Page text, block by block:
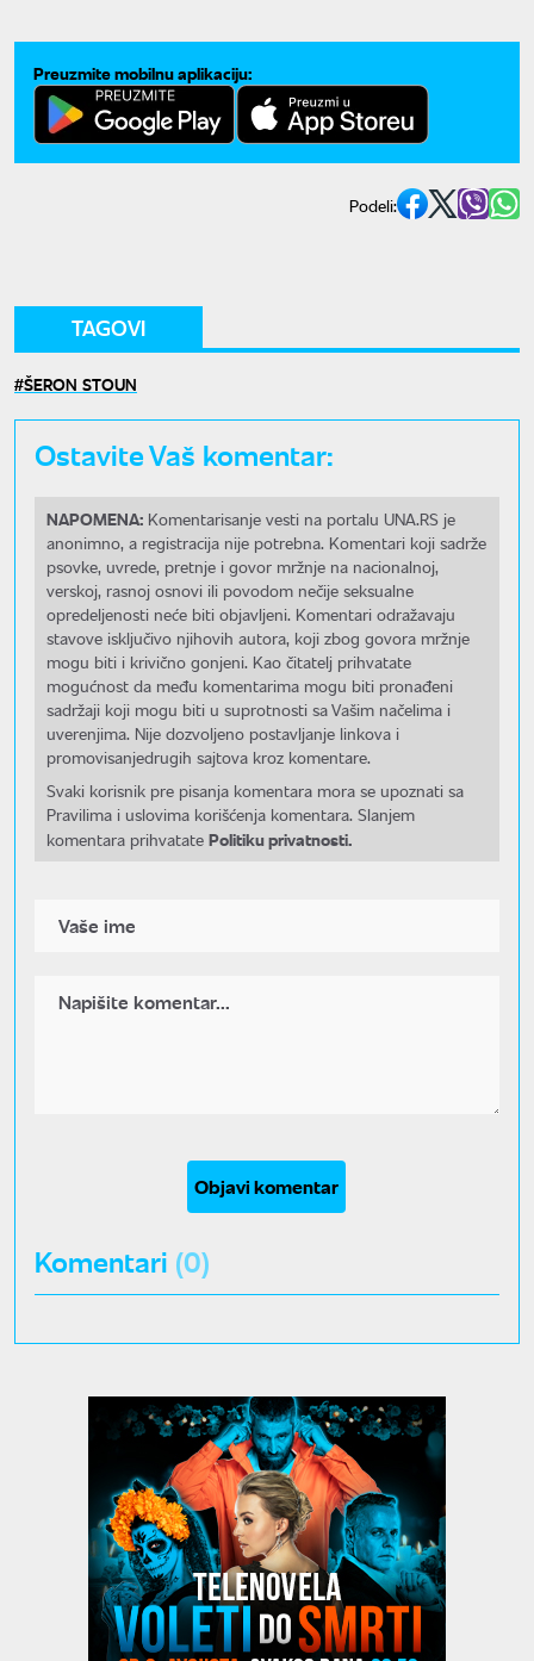
Preuzmite mobilnu aplikaciju:
Podeli:
TAGOVI
ŠERON STOUN
Ostavite Vaš komentar:
NAPOMENA: Komentarisanje vesti na portalu UNA.RS je
anonimno, a registracija nije potrebna. Komentari koji sadrže
psovke, uvrede, pretnje i govor mržnje na nacionalnoj,
verskoj, rasnoj osnovi ili povodom nečije seksualne
opredeljenosti neće biti objavljeni. Komentari odražavaju
stavove isključivo njihovih autora, koji zbog govora mržnje
mogu biti i krivično gonjeni. Kao čitatelj prihvatate
mogućnost da među komentarima mogu biti pronađeni
sadržaji koji mogu biti u suprotnosti sa Vašim načelima i
uverenjima. Nije dozvoljeno postavljanje linkova i
promovisanjedrugih sajtova kroz komentare.
Svaki korisnik pre pisanja komentara mora se upoznati sa
Pravilima i uslovima korišćenja komentara. Slanjem
komentara prihvatate Politiku privatnosti.
Objavi komentar
Komentari (0)